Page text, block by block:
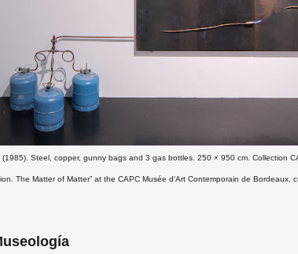
(1985). Steel, copper, gunny bags and 3 gas bottles. 250 × 950 cm. Collection
The Matter of Matter” at the CAPC Musée d'Art Contemporain de